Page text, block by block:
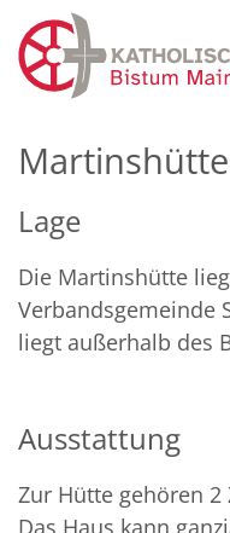
Zum Inhalt springen
Lage
Die Martinshütte
Verbandsgemeinde
liegt außerhalb des
Ausstattung
Zur Hütte gehören 2
Das Haus kann